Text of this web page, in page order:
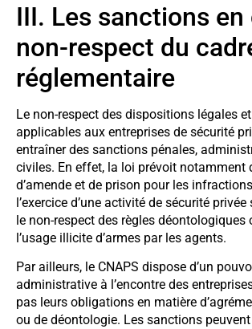
III. Les sanctions en
non-respect du
réglementaire
Le non-respect des dispositions légales
applicables aux entreprises de sécurité
entraîner des sanctions pénales,
civiles. En effet, la loi prévoit notamment
d’amende et de prison pour les
l’exercice d’une activité de sécurité
le non-respect des règles déontologiques
l’usage illicite d’armes par les agents.
Par ailleurs, le CNAPS dispose d’un
administrative à l’encontre des
pas leurs obligations en matière
ou de déontologie. Les sanctions peuvent